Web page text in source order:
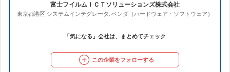
富士フイルムＩＣＴソリューションズ株式会社
東京都港区 システムインテグレータ, ベンダ（ハードウェア・ソフトウェア）
「気になる」会社は、まとめてチェック
この企業をフォローする